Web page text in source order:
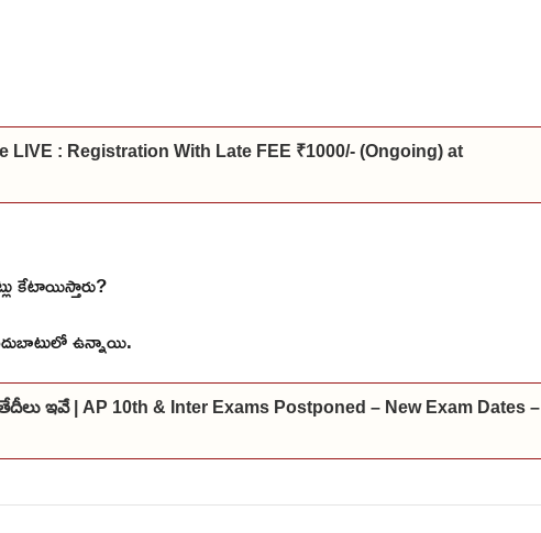
LIVE : Registration With Late FEE ₹1000/- (Ongoing) at
కేటాయిస్తారు?
ఉన్నాయి.
ఇవే | AP 10th & Inter Exams Postponed – New Exam Dates –